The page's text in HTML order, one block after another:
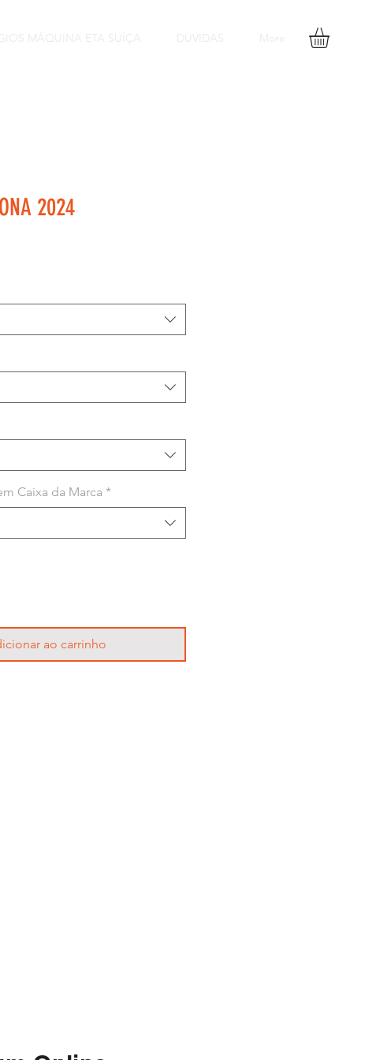
MÁQUINA ETA SUÍÇA More
2024
Caixa da Marca *
ao carrinho